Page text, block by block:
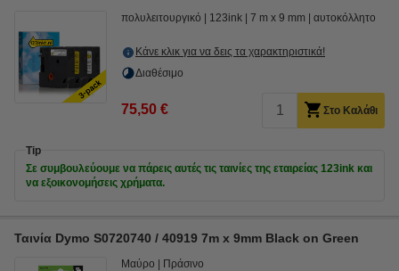
πολυλειτουργικό 123ink 7 m x 9 mm αυτοκόλλητο
Κάνε κλικ για να δεις τα χαρακτηριστικά!
Διαθέσιμο
75,50 € Στο Καλάθι
Tip
Σε συμβουλεύουμε να πάρεις αυτές τις ταινίες της εταιρείας 123ink και
να εξοικονομήσεις χρήματα.
Ταινία Dymo S0720740 / 40919 7m x 9mm Black on Green
Μαύρο Πράσινο